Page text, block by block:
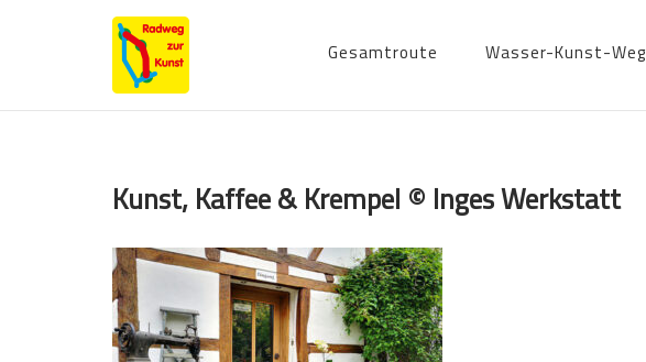
Gesamtroute Wasser-Kunst-Weg
Kunst, Kaffee & Krempel © Inges Werkstatt